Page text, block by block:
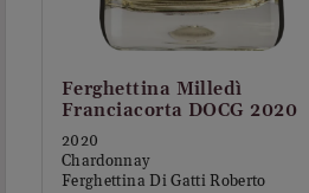
Ferghettina Milledì
Franciacorta DOCG 2020
2020
Chardonnay
Ferghettina Di Gatti Roberto